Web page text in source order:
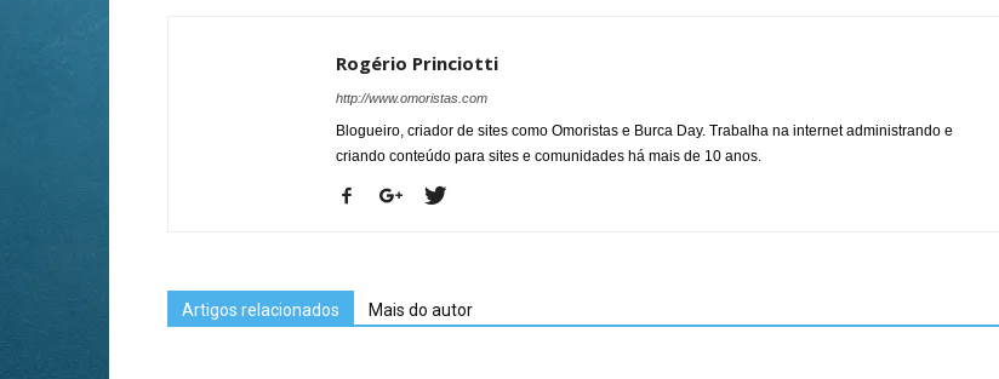
Rogério Princiotti
http://www.omoristas.com
Blogueiro, criador de sites como Omoristas e Burca Day. Trabalha na internet administrando e
criando conteúdo para sites e comunidades há mais de 10 anos.
Artigos relacionados Mais do autor